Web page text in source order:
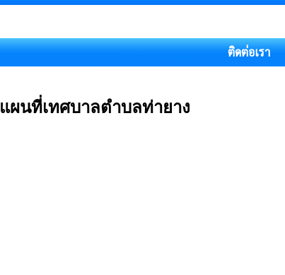
ติดต่อเรา
แผนที่เทศบาลตำบลท่ายาง